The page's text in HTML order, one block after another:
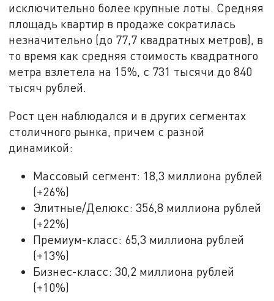
исключительно более крупные лоты. Средняя
площадь квартир в продаже сократилась
незначительно (до 77,7 квадратных метров), в
то время как средняя стоимость квадратного
метра взлетела на 15%, с 731 тысячи до 840
тысяч рублей.
Рост цен наблюдался и в других сегментах
столичного рынка, причем с разной
динамикой:
Массовый сегмент: 18,3 миллиона рублей
(+26%)
Элитные/Делюкс: 356,8 миллиона рублей
(+22%)
Премиум-класс: 65,3 миллиона рублей
(+13%)
Бизнес-класс: 30,2 миллиона рублей
(+10%)